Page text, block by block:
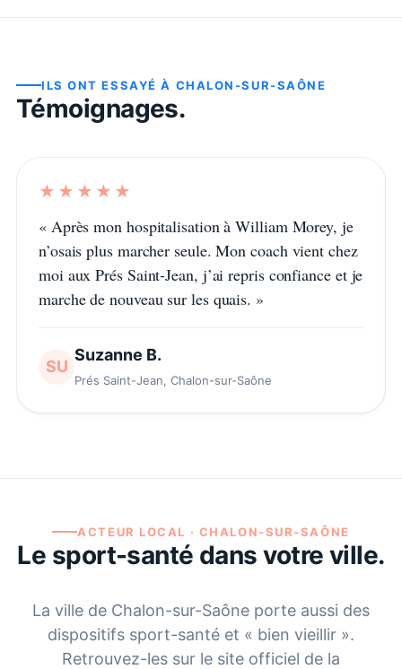
ILS ONT ESSAYÉ À CHALON-SUR-SAÔNE
Témoignages.
★★★★★
« Après mon hospitalisation à William Morey, je
n’osais plus marcher seule. Mon coach vient chez
moi aux Prés Saint-Jean, j’ai repris confiance et je
marche de nouveau sur les quais. »
SU
Suzanne B.
Prés Saint-Jean, Chalon-sur-Saône
ACTEUR LOCAL · CHALON-SUR-SAÔNE
Le sport-santé dans votre ville.
La ville de Chalon-sur-Saône porte aussi des
dispositifs sport-santé et « bien vieillir ».
Retrouvez-les sur le site officiel de la